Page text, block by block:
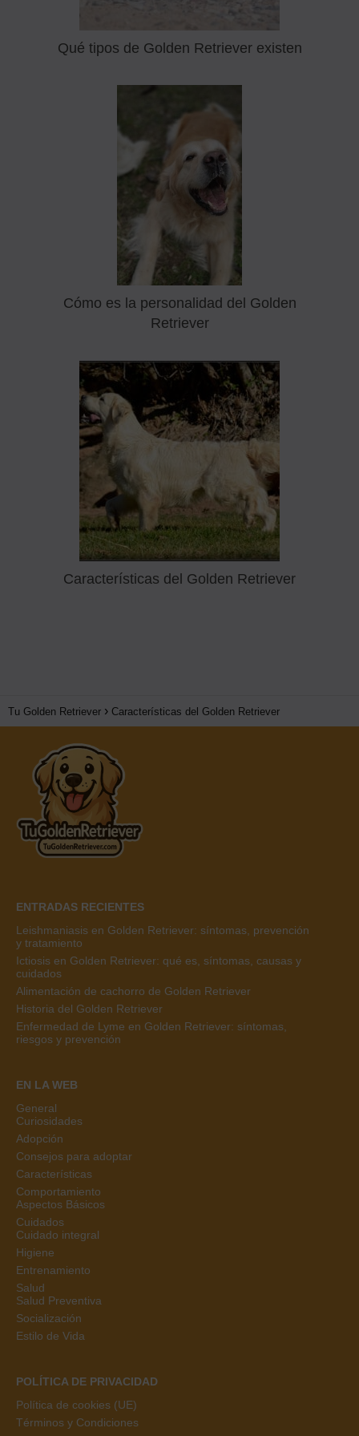
Qué tipos de Golden Retriever existen
Cómo es la personalidad del Golden
Retriever
Características del Golden Retriever
Tu Golden Retriever Características del Golden Retriever
ENTRADAS RECIENTES
Leishmaniasis en Golden Retriever: síntomas, prevención
y tratamiento
Ictiosis en Golden Retriever: qué es, síntomas, causas y
cuidados
Alimentación de cachorro de Golden Retriever
Historia del Golden Retriever
Enfermedad de Lyme en Golden Retriever: síntomas,
riesgos y prevención
EN LA WEB
General
Curiosidades
Adopción
Consejos para adoptar
Características
Comportamiento
Aspectos Básicos
Cuidados
Cuidado integral
Higiene
Entrenamiento
Salud
Salud Preventiva
Socialización
Estilo de Vida
POLÍTICA DE PRIVACIDAD
Política de cookies (UE)
Términos y Condiciones